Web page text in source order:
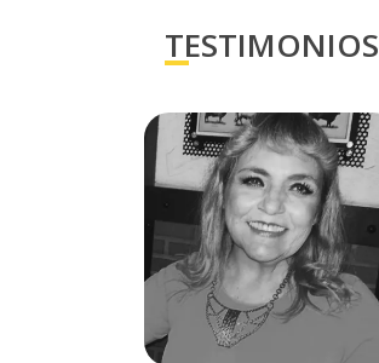
TESTIMONIOS